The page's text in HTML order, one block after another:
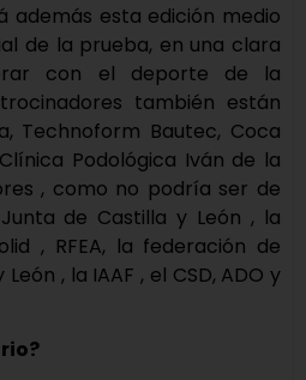
además esta edición medio
de la prueba, en una clara
con el deporte de la
también están
Technoform Bautec, Coca
Podológica Iván de la
, como no podría ser de
de Castilla y León , la
, RFEA, la federación de
, la IAAF , el CSD, ADO y